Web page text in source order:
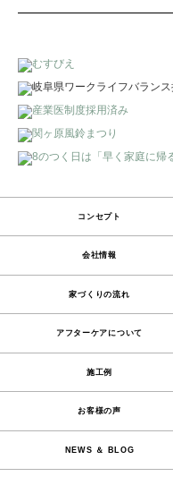
コンセプト
会社情報
家づくりの流れ
アフターケアについて
施工例
お客様の声
NEWS ＆ BLOG